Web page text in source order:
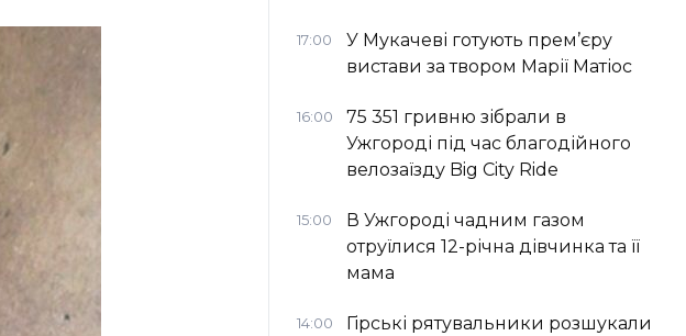
17:00
У Мукачеві готують прем’єру
вистави за твором Марії Матіос
16:00
75 351 гривню зібрали в
Ужгороді під час благодійного
велозаїзду Big Сity Ride
15:00
В Ужгороді чадним газом
отруїлися 12-річна дівчинка та її
мама
14:00
Гірські рятувальники розшукали